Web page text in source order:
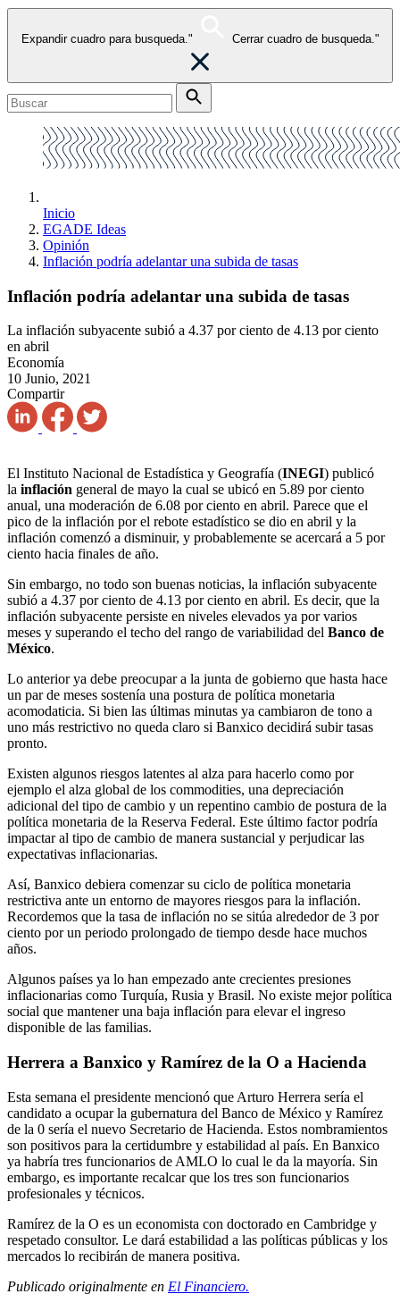
Expandir cuadro para busqueda." Cerrar cuadro de busqueda."
Inicio
EGADE Ideas
Opinión
Inflación podría adelantar una subida de tasas
Inflación podría adelantar una subida de tasas
La inflación subyacente subió a 4.37 por ciento de 4.13 por ciento
en abril
Economía
10 Junio, 2021
Compartir
El Instituto Nacional de Estadística y Geografía (INEGI) publicó
la inflación general de mayo la cual se ubicó en 5.89 por ciento
anual, una moderación de 6.08 por ciento en abril. Parece que el
pico de la inflación por el rebote estadístico se dio en abril y la
inflación comenzó a disminuir, y probablemente se acercará a 5 por
ciento hacia finales de año.
Sin embargo, no todo son buenas noticias, la inflación subyacente
subió a 4.37 por ciento de 4.13 por ciento en abril. Es decir, que la
inflación subyacente persiste en niveles elevados ya por varios
meses y superando el techo del rango de variabilidad del Banco de
México.
Lo anterior ya debe preocupar a la junta de gobierno que hasta hace
un par de meses sostenía una postura de política monetaria
acomodaticia. Si bien las últimas minutas ya cambiaron de tono a
uno más restrictivo no queda claro si Banxico decidirá subir tasas
pronto.
Existen algunos riesgos latentes al alza para hacerlo como por
ejemplo el alza global de los commodities, una depreciación
adicional del tipo de cambio y un repentino cambio de postura de la
política monetaria de la Reserva Federal. Este último factor podría
impactar al tipo de cambio de manera sustancial y perjudicar las
expectativas inflacionarias.
Así, Banxico debiera comenzar su ciclo de política monetaria
restrictiva ante un entorno de mayores riesgos para la inflación.
Recordemos que la tasa de inflación no se sitúa alrededor de 3 por
ciento por un periodo prolongado de tiempo desde hace muchos
años.
Algunos países ya lo han empezado ante crecientes presiones
inflacionarias como Turquía, Rusia y Brasil. No existe mejor política
social que mantener una baja inflación para elevar el ingreso
disponible de las familias.
Herrera a Banxico y Ramírez de la O a Hacienda
Esta semana el presidente mencionó que Arturo Herrera sería el
candidato a ocupar la gubernatura del Banco de México y Ramírez
de la 0 sería el nuevo Secretario de Hacienda. Estos nombramientos
son positivos para la certidumbre y estabilidad al país. En Banxico
ya habría tres funcionarios de AMLO lo cual le da la mayoría. Sin
embargo, es importante recalcar que los tres son funcionarios
profesionales y técnicos.
Ramírez de la O es un economista con doctorado en Cambridge y
respetado consultor. Le dará estabilidad a las políticas públicas y los
mercados lo recibirán de manera positiva.
Publicado originalmente en El Financiero.